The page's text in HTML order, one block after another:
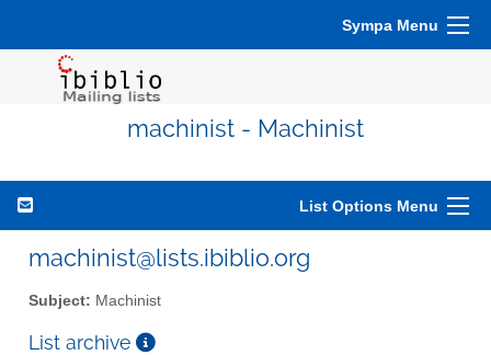
Sympa Menu
machinist - Machinist
List Options Menu
machinist@lists.ibiblio.org
Subject: Machinist
List archive